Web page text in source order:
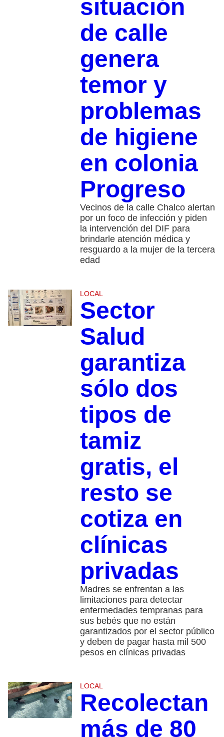
situación
de calle
genera
temor y
problemas
de higiene
en colonia
Progreso
Vecinos de la calle Chalco alertan
por un foco de infección y piden
la intervención del DIF para
brindarle atención médica y
resguardo a la mujer de la tercera
edad
LOCAL
Sector
Salud
garantiza
sólo dos
tipos de
tamiz
gratis, el
resto se
cotiza en
clínicas
privadas
Madres se enfrentan a las
limitaciones para detectar
enfermedades tempranas para
sus bebés que no están
garantizados por el sector público
y deben de pagar hasta mil 500
pesos en clínicas privadas
LOCAL
Recolectan
más de 80